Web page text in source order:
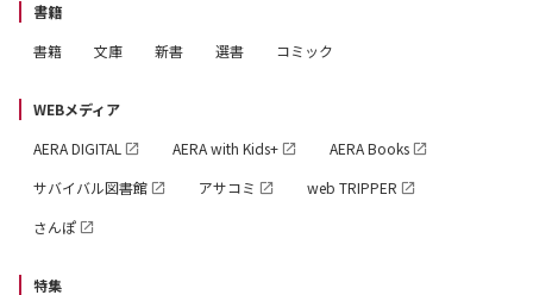
書籍
書籍
文庫 新書 選書 コミック
WEBメディア
AERA DIGITAL
AERA with Kids+
AERA Books
サバイバル図書館
アサコミ
web TRIPPER
さんぽ
特集